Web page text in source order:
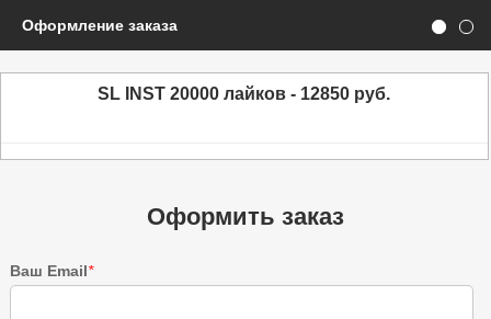
Оформление заказа
Оформить заказ
Ваш Email*
SL INST 20000 лайков - 12850 руб.